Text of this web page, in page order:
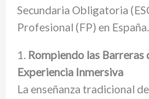
Secundaria Obligatoria
Profesional (FP) en España.
1. Rompiendo las Barreras
Experiencia Inmersiva
La enseñanza tradicional